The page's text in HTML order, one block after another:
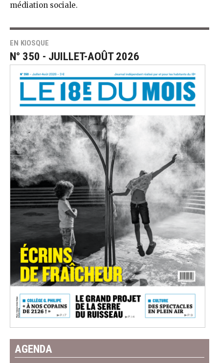
médiation sociale.
EN KIOSQUE
N° 350 - JUILLET-AOÛT 2026
AGENDA